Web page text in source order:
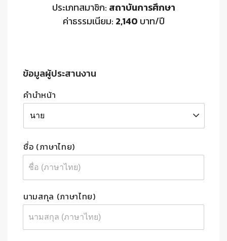
ประเภทสมาชิก: สถาบันการศึกษา
ค่าธรรมเนียม: 2,140 บาท/ปี
ข้อมูลผู้ประสานงาน
Name *
คำนำหน้า
ชื่อ (ภาษาไทย)
นามสกุล (ภาษาไทย)